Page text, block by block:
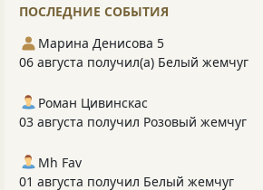
ПОСЛЕДНИЕ СОБЫТИЯ
Марина Денисова 5
06 августа получил(а) Белый жемчуг
Роман Цивинскас
03 августа получил Розовый жемчуг
Mh Fav
01 августа получил Белый жемчуг